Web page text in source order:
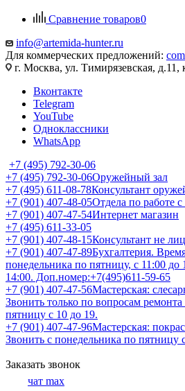
Сравнение товаров0
info@artemida-hunter.ru
Для коммерческих предложений:
г. Москва, ул. Тимирязевская, д.11,
Вконтакте
Telegram
YouTube
Одноклассники
WhatsApp
+7 (495) 792-30-06
+7 (495) 792-30-06Оружейный зал
+7 (495) 611-08-78Консультант
+7 (901) 407-48-05Отдела по работе
+7 (901) 407-47-54Интернет магазин
+7 (495) 611-33-05
+7 (901) 407-48-15Консультант не
+7 (901) 407-47-89Бухгалтерия.
понедельника по пятницу, с 11:00 до
14:00. Доп.номер:+7(495)611-59-65
+7 (901) 407-47-56Мастерская:
Звонить только по вопросам
пятницу с 10 до 19.
+7 (901) 407-47-96Мастерская:
Звонить с понедельника по пятницу
Заказать звонок
чат max